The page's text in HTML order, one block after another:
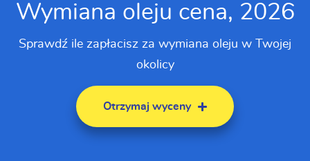
Wymiana oleju cena, 2026
Sprawdź ile zapłacisz za wymiana oleju w Twojej
okolicy
Otrzymaj wyceny